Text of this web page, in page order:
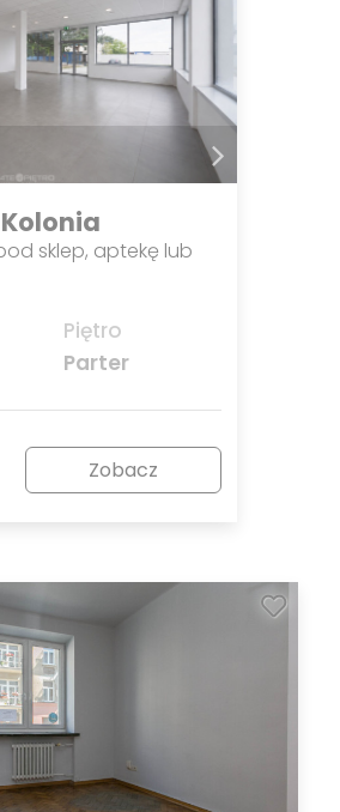
sklep, aptekę lub
Piętro
Parter
Zobacz